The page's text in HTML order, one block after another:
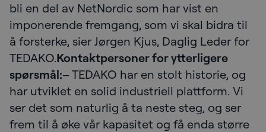
bli en del av NetNordic som har vist en
imponerende fremgang, som vi skal bidra til
å forsterke, sier Jørgen Kjus, Daglig Leder for
TEDAKO.Kontaktpersoner for ytterligere
spørsmål:– TEDAKO har en stolt historie, og
har utviklet en solid industriell plattform. Vi
ser det som naturlig å ta neste steg, og ser
frem til å øke vår kapasitet og få enda større